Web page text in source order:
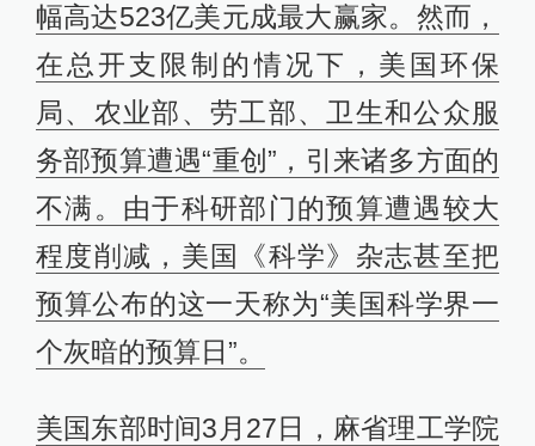
幅高达523亿美元成最大赢家。然而，
在总开支限制的情况下，美国环保
局、农业部、劳工部、卫生和公众服
务部预算遭遇“重创”，引来诸多方面的
不满。由于科研部门的预算遭遇较大
程度削减，美国《科学》杂志甚至把
预算公布的这一天称为“美国科学界一
个灰暗的预算日”。
美国东部时间3月27日，麻省理工学院